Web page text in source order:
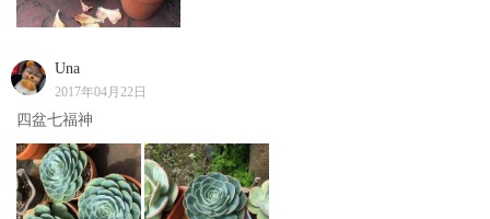
Una
2017年04月22日
四盆七福神